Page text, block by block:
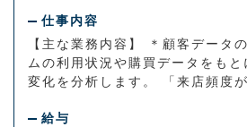
仕事内容
【主な業務内容】 ＊顧客データ
ムの利用状況や購買データをも
変化を分析します。 「来店頻度
給与